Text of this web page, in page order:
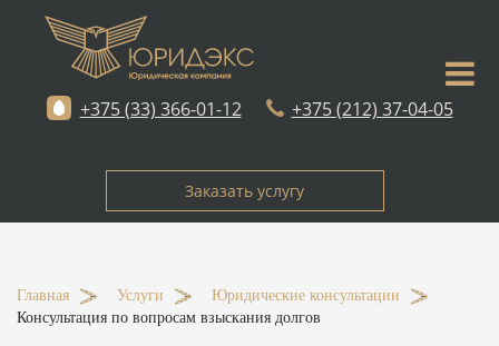
+375 (33) 366-01-12 +375 (212) 37-04-05
Заказать услугу
Главная - Услуги - Юридические консультации
-
Консультация по вопросам взыскания долгов